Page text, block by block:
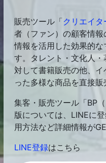
販売ツール「クリエイ
者（ファン）の顧客情
情報を活用した効果的
す。タレント・文化人
対して書籍販売の他、
った多様な商品を直接販
集客・販売ツール「BP
版については、LINEに
用方法など詳細情報が
LINE登録はこちら